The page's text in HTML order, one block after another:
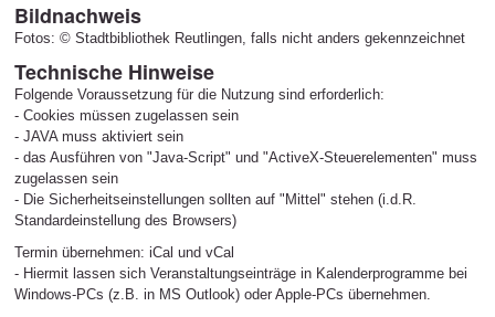
Bildnachweis
Fotos: © Stadtbibliothek Reutlingen, falls nicht anders gekennzeichnet
Technische Hinweise
Folgende Voraussetzung für die Nutzung sind erforderlich:
- Cookies müssen zugelassen sein
- JAVA muss aktiviert sein
- das Ausführen von "Java-Script" und "ActiveX-Steuerelementen" muss
zugelassen sein
- Die Sicherheitseinstellungen sollten auf "Mittel" stehen (i.d.R.
Standardeinstellung des Browsers)
Termin übernehmen: iCal und vCal
- Hiermit lassen sich Veranstaltungseinträge in Kalenderprogramme bei
Windows-PCs (z.B. in MS Outlook) oder Apple-PCs übernehmen.